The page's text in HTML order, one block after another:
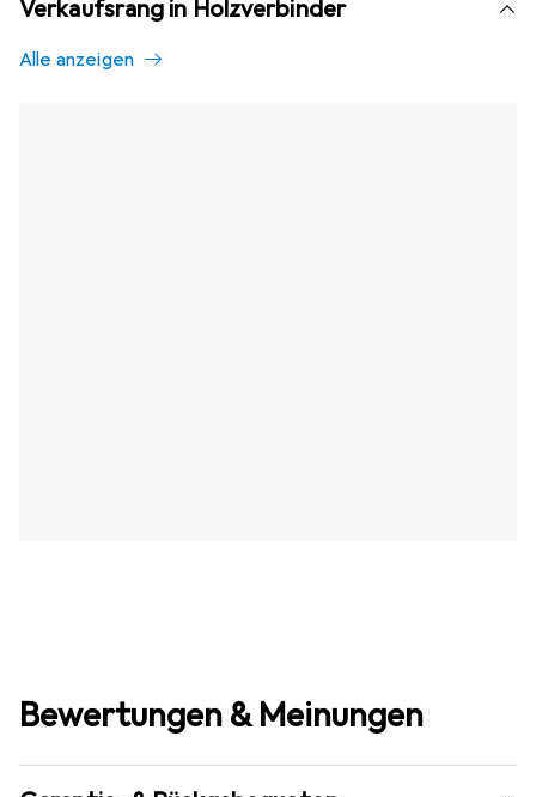
Verkaufsrang in Holzverbinder
Alle anzeigen
Bewertungen & Meinungen